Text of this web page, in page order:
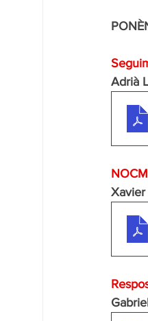
Adrià
Xavier